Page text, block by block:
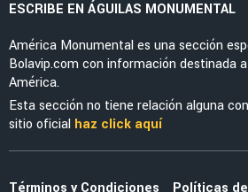
ESCRIBE EN ÁGUILAS MONUMENTAL
América Monumental es una sección
Bolavip.com con información destinada
América.
Esta sección no tiene relación alguna
sitio oficial haz click aquí
Términos y Condiciones
Políticas